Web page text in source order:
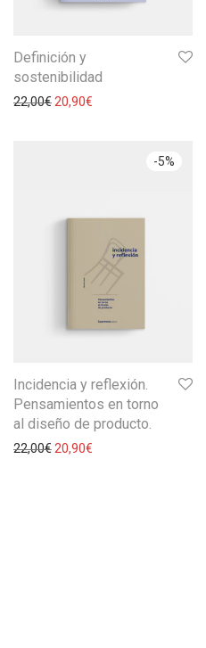
Definición y
sostenibilidad
22,00€20,90€
-5%
Incidencia y reflexión.
Pensamientos en torno
al diseño de producto.
22,00€20,90€